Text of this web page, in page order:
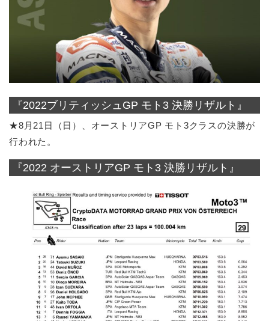
『2022ブリティッシュGP モト3 決勝リザルト』
★8月21日（日）、オーストリアGP モト3クラスの決勝が
行われた。
『2022 オーストリアGP モト3 決勝リザルト』